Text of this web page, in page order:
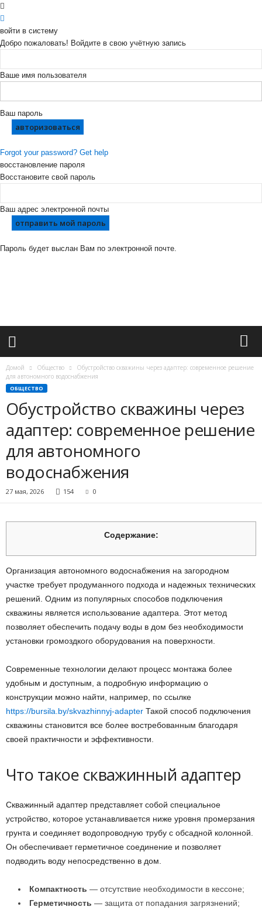
войти в систему
Добро пожаловать! Войдите в свою учётную запись
Ваше имя пользователя
Ваш пароль
Forgot your password? Get help
восстановление пароля
Восстановите свой пароль
Ваш адрес электронной почты
Пароль будет выслан Вам по электронной почте.
ж
Домой Общество
Обустройство скважины через адаптер: современное решение
для автономного водоснабжения
ОБЩЕСТВО
Обустройство скважины через
адаптер: современное решение
для автономного
водоснабжения
27 мая, 2026 154 0
Содержание:
Организация автономного водоснабжения на загородном
участке требует продуманного подхода и надежных технических
решений. Одним из популярных способов подключения
скважины является использование адаптера. Этот метод
позволяет обеспечить подачу воды в дом без необходимости
установки громоздкого оборудования на поверхности.
Современные технологии делают процесс монтажа более
удобным и доступным, а подробную информацию о
конструкции можно найти, например, по ссылке
https://bursila.by/skvazhinnyj-adapter Такой способ подключения
скважины становится все более востребованным благодаря
своей практичности и эффективности.
Что такое скважинный адаптер
Скважинный адаптер представляет собой специальное
устройство, которое устанавливается ниже уровня промерзания
грунта и соединяет водопроводную трубу с обсадной колонной.
Он обеспечивает герметичное соединение и позволяет
подводить воду непосредственно в дом.
Компактность — отсутствие необходимости в кессоне;
Герметичность — защита от попадания загрязнений;